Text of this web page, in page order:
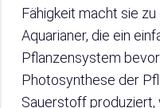
Fähigkeit macht sie
Aquarianer, die ein
Pflanzensystem
Photosynthese der
Sauerstoff produziert,